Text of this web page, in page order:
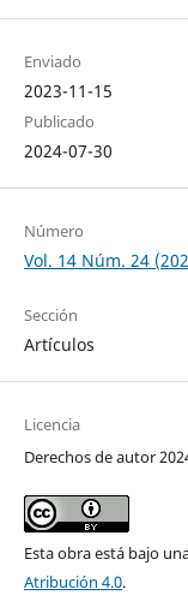
Enviado
2023-11-15
Publicado
2024-07-30
Número
Vol. 14 Núm. 24
Sección
Artículos
Licencia
Derechos de autor
Esta obra está bajo
Atribución 4.0.